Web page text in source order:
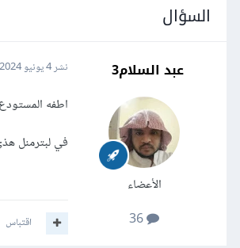
السؤال
عبد السلام3
الأعضاء
نشر4 يونيو 2024
اطفه
في لبترمنل
اقتباس